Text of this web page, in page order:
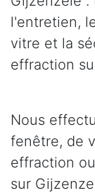
l'entretien,
vitre et la
effraction
Nous
fenêtre, de
effraction
sur